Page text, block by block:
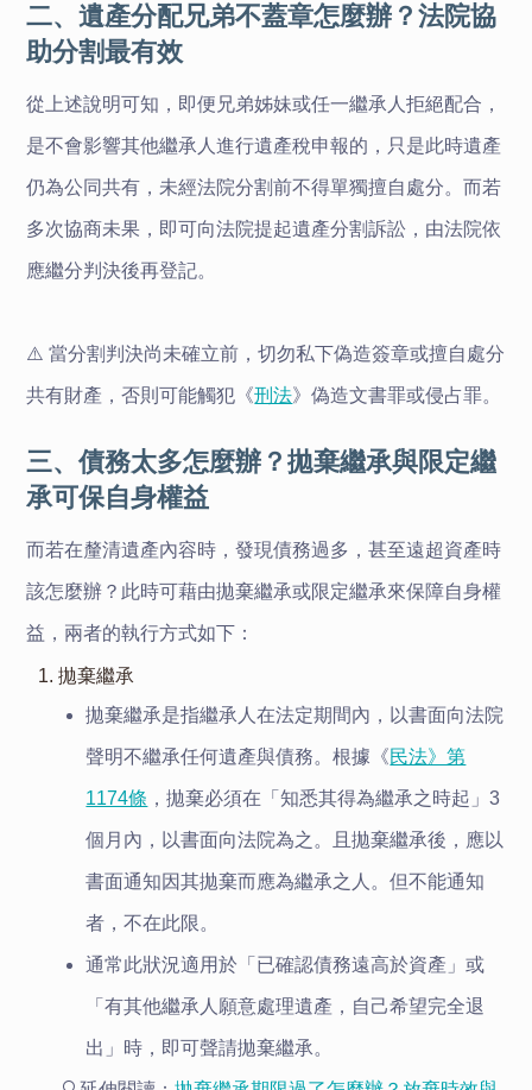
二、遺產分配兄弟不蓋章怎麼辦？法院協
助分割最有效
從上述說明可知，即便兄弟姊妹或任一繼承人拒絕配合，
是不會影響其他繼承人進行遺產稅申報的，只是此時遺產
仍為公同共有，未經法院分割前不得單獨擅自處分。而若
多次協商未果，即可向法院提起遺產分割訴訟，由法院依
應繼分判決後再登記。
⚠️ 當分割判決尚未確立前，切勿私下偽造簽章或擅自處分
共有財產，否則可能觸犯《刑法》偽造文書罪或侵占罪。
三、債務太多怎麼辦？拋棄繼承與限定繼
承可保自身權益
而若在釐清遺產內容時，發現債務過多，甚至遠超資產時
該怎麼辦？此時可藉由拋棄繼承或限定繼承來保障自身權
益，兩者的執行方式如下：
1. 拋棄繼承
拋棄繼承是指繼承人在法定期間內，以書面向法院
聲明不繼承任何遺產與債務。根據《民法》第
1174條 ，拋棄必須在「知悉其得為繼承之時起」3
個月內，以書面向法院為之。且拋棄繼承後，應以
書面通知因其拋棄而應為繼承之人。但不能通知
者，不在此限。
通常此狀況適用於「已確認債務遠高於資產」或
「有其他繼承人願意處理遺產，自己希望完全退
出」時，即可聲請拋棄繼承。